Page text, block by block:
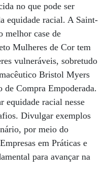
no que pode ser
equidade racial. A Saint-
melhor case de
Mulheres de Cor tem
vulneráveis, sobretudo
Bristol Myers
de Compra Empoderada.
equidade racial nesse
Divulgar exemplos
por meio do
em Práticas e
para avançar na